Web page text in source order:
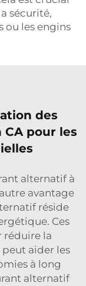
sécurité,
ou les engins
des
pour les
alternatif à
avantage
réside
Ces
réduire la
aider les
à long
alternatif